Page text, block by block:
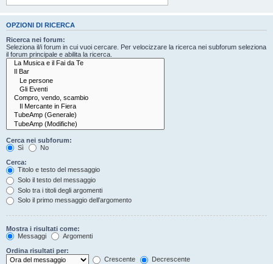
OPZIONI DI RICERCA
Ricerca nei forum:
Seleziona il/i forum in cui vuoi cercare. Per velocizzare la ricerca nei subforum seleziona
il forum principale e abilita la ricerca.
Cerca nei subforum:
Sì
No
Cerca:
Titolo e testo del messaggio
Solo il testo del messaggio
Solo tra i titoli degli argomenti
Solo il primo messaggio dell’argomento
Mostra i risultati come:
Messaggi
Argomenti
Ordina risultati per:
Crescente
Decrescente